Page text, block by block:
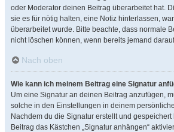
oder Moderator deinen Beitrag überarbeitet hat.
sie es für nötig halten, eine Notiz hinterlassen,
überarbeitet wurde. Bitte beachte, dass normale
nicht löschen können, wenn bereits jemand
Nach oben
Wie kann ich meinem Beitrag eine Signatur
Um eine Signatur an deinen Beitrag anzufügen,
solche in den Einstellungen in deinem
Nachdem du die Signatur erstellt und
Beitrag das Kästchen „Signatur anhängen“